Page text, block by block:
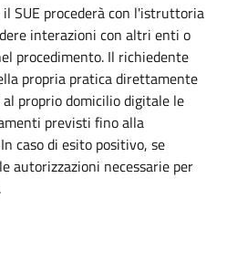
SUE procederà con l'istruttoria
interazioni con altri enti o
procedimento. Il richiedente
propria pratica direttamente
proprio domicilio digitale le
previsti fino alla
caso di esito positivo, se
autorizzazioni necessarie per